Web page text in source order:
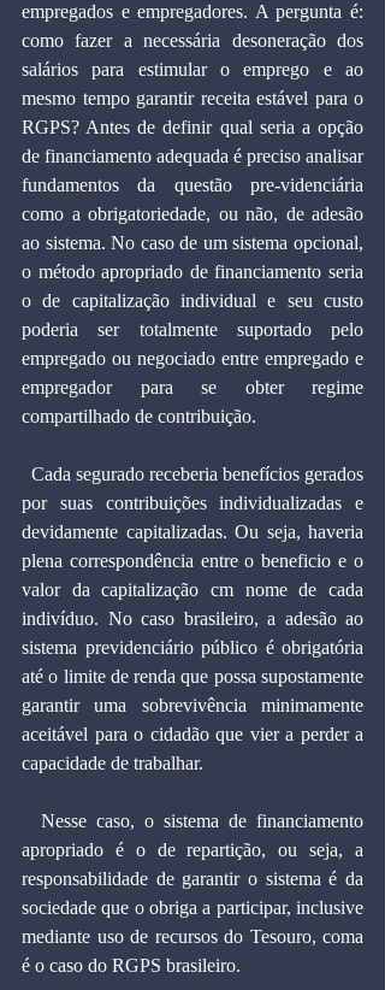
empregados e empregadores. A pergunta é:
como fazer a necessária desoneração dos
salários para estimular o emprego e ao
mesmo tempo garantir receita estável para o
RGPS? Antes de definir qual seria a opção
de financiamento adequada é preciso analisar
fundamentos da questão pre-videnciária
como a obrigatoriedade, ou não, de adesão
ao sistema. No caso de um sistema opcional,
o método apropriado de financiamento seria
o de capitalização individual e seu custo
poderia ser totalmente suportado pelo
empregado ou negociado entre empregado e
empregador para se obter regime
compartilhado de contribuição.
por suas contribuições individualizadas e
devidamente capitalizadas. Ou seja, haveria
plena correspondência entre o beneficio e o
valor da capitalização cm nome de cada
indivíduo. No caso brasileiro, a adesão ao
sistema previdenciário público é obrigatória
até o limite de renda que possa supostamente
garantir uma sobrevivência minimamente
aceitável para o cidadão que vier a perder a
capacidade de trabalhar.
apropriado é o de repartição, ou seja, a
responsabilidade de garantir o sistema é da
sociedade que o obriga a participar, inclusive
mediante uso de recursos do Tesouro, coma
é o caso do RGPS brasileiro.